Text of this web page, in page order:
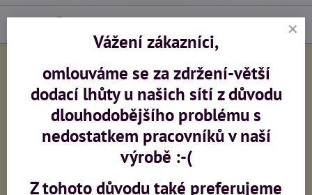
FacebookTwitterBlueskyPinterestReddit LinkedInWhatsApp
E-
Potřebujete poradit?
+420 603 473 958
info​@ceskeprovaznictvi​.cz
Vážení zákazníci,
omlouváme se za zdržení-větší
dodací lhůty u našich sítí z důvodu
dlouhodobějšího problému s
nedostatkem pracovníků v naší
výrobě :-(
Z tohoto důvodu také preferujeme